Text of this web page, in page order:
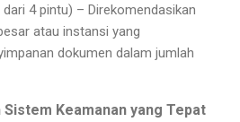
4 pintu) – Direkomendasikan
atau instansi yang
dokumen dalam jumlah
Keamanan yang Tepat